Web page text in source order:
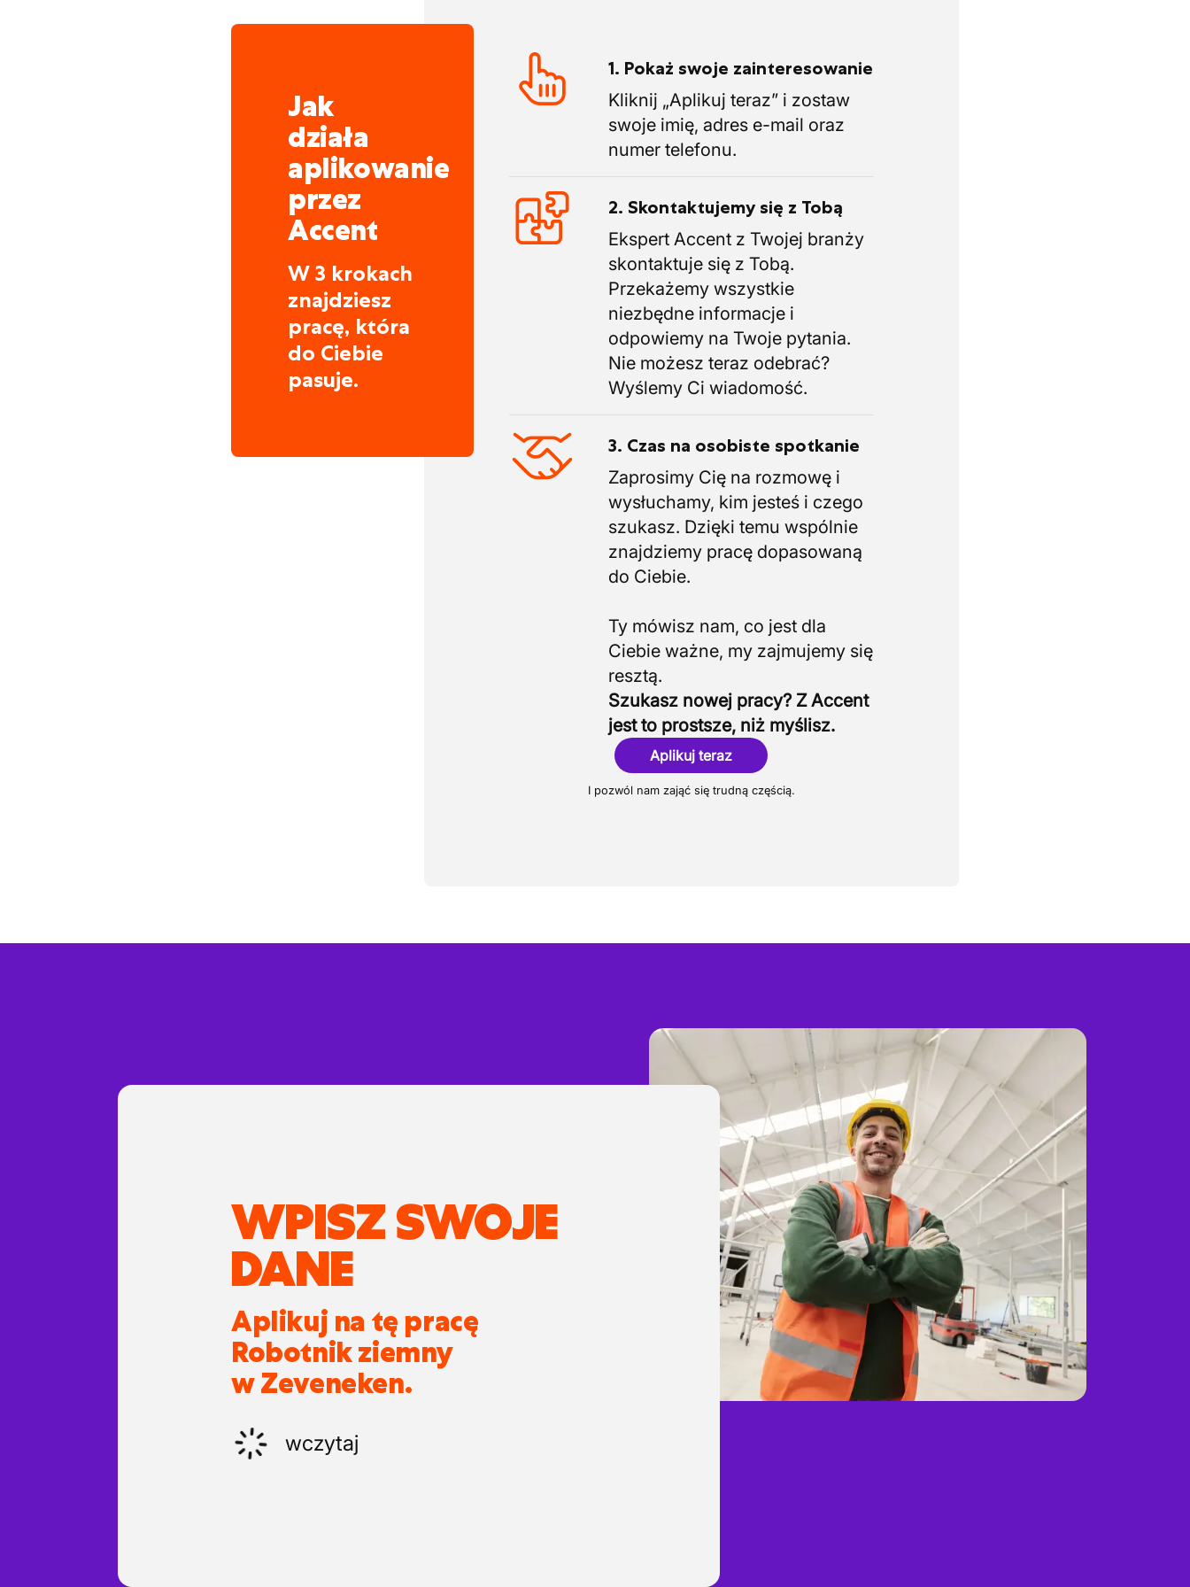
Jak
działa
aplikowanie
przez
Accent
W 3 krokach
znajdziesz
pracę, która
do Ciebie
pasuje.
1. Pokaż swoje zainteresowanie
Kliknij „Aplikuj teraz” i zostaw
swoje imię, adres e-mail oraz
numer telefonu.
2. Skontaktujemy się z Tobą
Ekspert Accent z Twojej branży
skontaktuje się z Tobą.
Przekażemy wszystkie
niezbędne informacje i
odpowiemy na Twoje pytania.
Nie możesz teraz odebrać?
Wyślemy Ci wiadomość.
3. Czas na osobiste spotkanie
Zaprosimy Cię na rozmowę i
wysłuchamy, kim jesteś i czego
szukasz. Dzięki temu wspólnie
znajdziemy pracę dopasowaną
do Ciebie.
Ty mówisz nam, co jest dla
Ciebie ważne, my zajmujemy się
Szukasz nowej pracy? Z Accent
jest to prostsze, niż myślisz.
Aplikuj teraz
I pozwól nam zająć się trudną częścią.
WPISZ SWOJE
DANE
Aplikuj na tę pracę
Robotnik ziemny
w Zeveneken.
wczytaj